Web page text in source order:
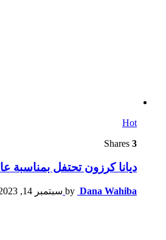
Hot
3
ديانا كرزون تحتفل بمناسبة
by Dana Wahiba سبتمبر 14, 2023, 2:39 م